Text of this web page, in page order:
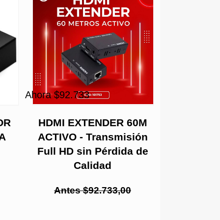
HDMI EXTENDER 60M
ACTIVO - Transmisión
Full HD sin Pérdida de
Calidad
Antes $92.733,00
Ahora $92.733